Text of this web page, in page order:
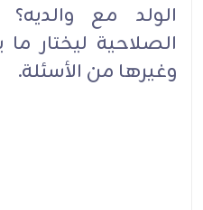
الولد مع
الصلاحية ليختار
وغيرها من الأسئلة.